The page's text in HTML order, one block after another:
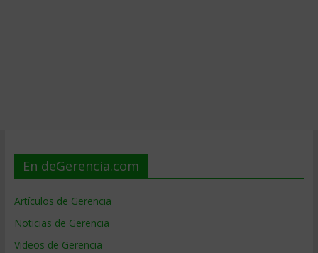
En deGerencia.com
Artículos de Gerencia
Noticias de Gerencia
Videos de Gerencia